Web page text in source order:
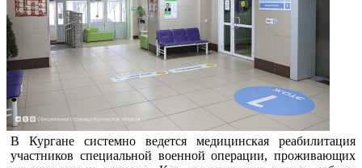
В Кургане системно ведется медицинская реабилитация
участников специальной военной операции, проживающих